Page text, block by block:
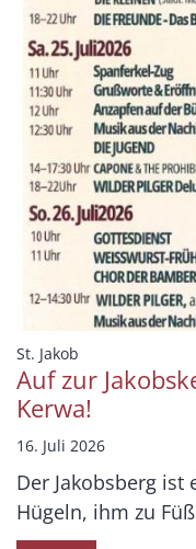
St. Jakob
Auf zur
Kerwa!
16. Juli 2026
Der Jakobsberg ist
Hügeln, ihm zu